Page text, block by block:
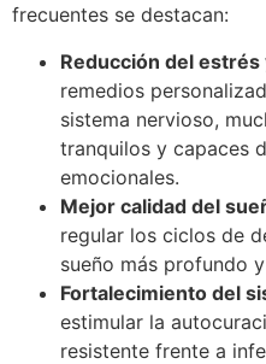
frecuentes se destacan:
Reducción del estrés
remedios
sistema nervioso,
tranquilos y capaces
emocionales.
Mejor calidad del
regular los ciclos de
sueño más profundo
Fortalecimiento del
estimular la
resistente frente a